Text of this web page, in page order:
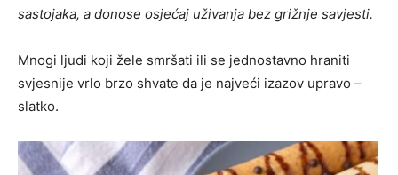
sastojaka, a donose osjećaj uživanja bez grižnje savjesti.
Mnogi ljudi koji žele smršati ili se jednostavno hraniti
svjesnije vrlo brzo shvate da je najveći izazov upravo –
slatko.